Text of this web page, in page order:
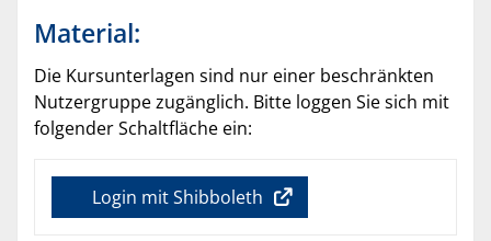
Material:
Die Kursunterlagen sind nur einer beschränkten
Nutzergruppe zugänglich. Bitte loggen Sie sich mit
folgender Schaltfläche ein:
Login mit Shibboleth